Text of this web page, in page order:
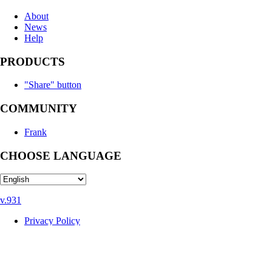
About
News
Help
PRODUCTS
"Share" button
COMMUNITY
Frank
CHOOSE LANGUAGE
v.931
Privacy Policy